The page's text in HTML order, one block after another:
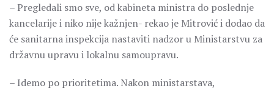
– Pregledali smo sve, od kabineta ministra do poslednje
kancelarije i niko nije kažnjen- rekao je Mitrović i dodao da
će sanitarna inspekcija nastaviti nadzor u Ministarstvu za
državnu upravu i lokalnu samoupravu.
– Idemo po prioritetima. Nakon ministarstava,